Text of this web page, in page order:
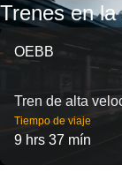
Trenes en
OEBB
Tren de alta
Tiempo de viaje
9 hrs 37 mín